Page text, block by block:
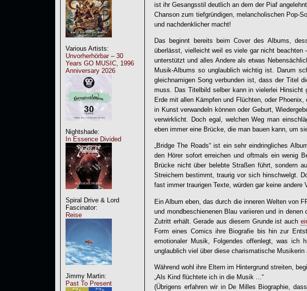
Various Artists:
Unvorherhörbar – 30
Years GO MUSIC, 1996
Anniversary 2026
Nightshade:
In Essence Divided
Spiral Drive & Lord
Fascinator:
Reise
Jimmy Martin:
Past To Present
ist ihr Gesangsstil deutlich an dem der Piaf
Chanson zum tiefgründigen, melancholischen Pop-
und nachdenklicher macht!
Das beginnt bereits beim Cover des Albums,
überlässt, vielleicht weil es viele gar nicht
unterstützt und alles Andere als etwas
Musik-Albums so unglaublich wichtig ist. Darum
gleichnamigen Song verbunden ist, dass der Titel
muss. Das Titelbild selber kann in vielerlei Hinsicht
Erde mit allen Kämpfen und Flüchten, oder
in Kunst verwandeln können oder Geburt,
verwirklicht. Doch egal, welchen Weg man
eben immer eine Brücke, die man bauen kann, um
„Bridge The Roads“ ist ein sehr eindringliches
den Hörer sofort erreichen und oftmals ein wenig
Brücke nicht über belebte Straßen führt, sondern
Streichern bestimmt, traurig vor sich hinschwelgt.
fast immer traurigen Texte, würden gar keine andere
Ein Album eben, das durch die inneren Welten von
und mondbeschienenen Blau variieren und in
Zutritt erhält. Gerade aus diesem Grunde ist auch
Form eines Comics ihre Biografie bis hin zur
emotionaler Musik, Folgendes offenlegt, was ich
unglaublich viel über diese charismatische Musikerin
Während wohl ihre Eltern im Hintergrund streiten,
„Als Kind flüchtete ich in die Musik ...“
(Übrigens erfahren wir in De Milles Biographie,